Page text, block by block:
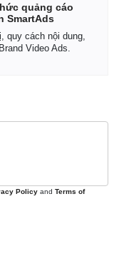
quảng cáo
SmartAds
quy cách nội dung,
Video Ads.
Policy and Terms of